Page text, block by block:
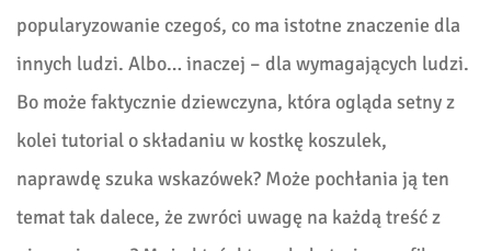
popularyzowanie czegoś, co ma istotne znaczenie dla
innych ludzi. Albo… inaczej – dla wymagających ludzi.
Bo może faktycznie dziewczyna, która ogląda setny z
kolei tutorial o składaniu w kostkę koszulek,
naprawdę szuka wskazówek? Może pochłania ją ten
temat tak dalece, że zwróci uwagę na każdą treść z